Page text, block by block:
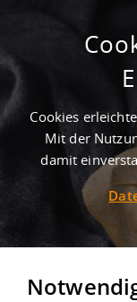
1 Treffer -
Cookies
Mit der
damit